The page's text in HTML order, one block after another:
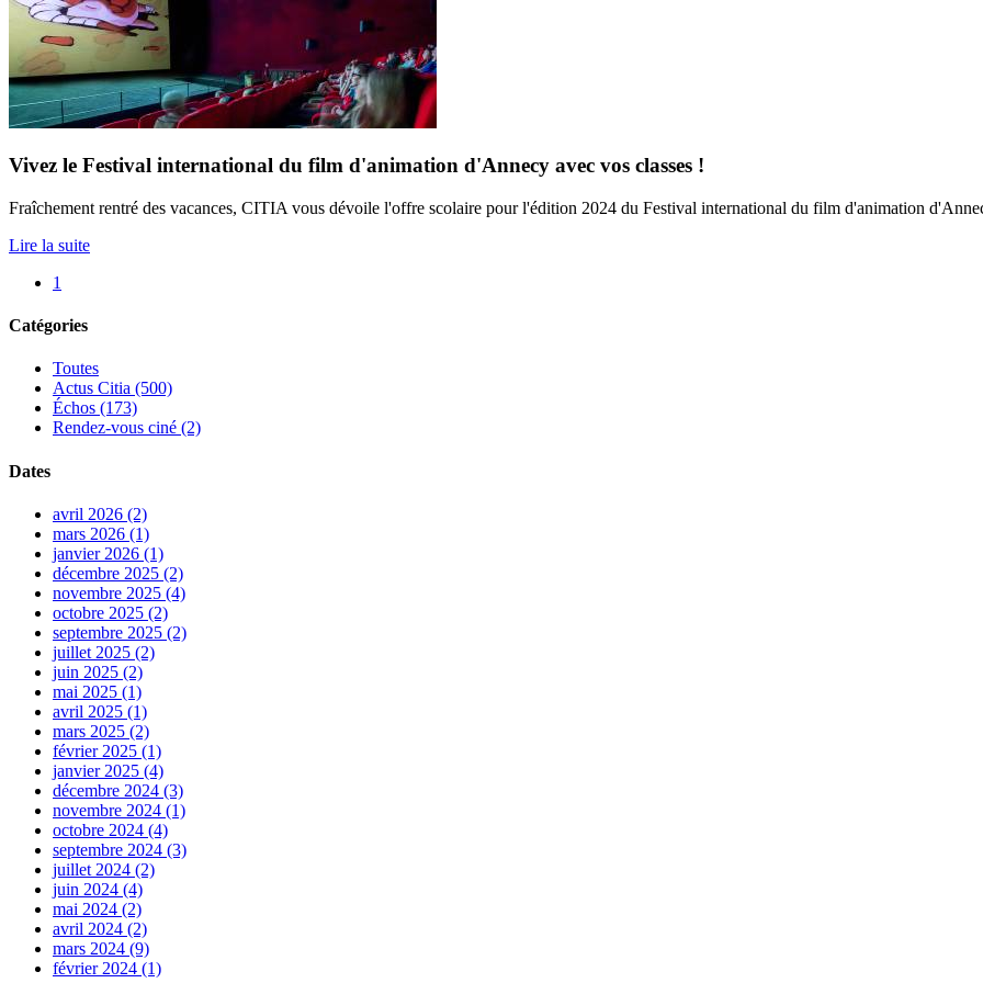
Vivez le Festival international du film d'animation d'Annecy avec vos classes !
Fraîchement rentré des vacances, CITIA vous dévoile l'offre scolaire pour l'édition 2024 du Festival international du film d'animation
Lire la suite
1
Catégories
Toutes
Actus Citia (500)
Échos (173)
Rendez-vous ciné (2)
Dates
avril 2026 (2)
mars 2026 (1)
janvier 2026 (1)
décembre 2025 (2)
novembre 2025 (4)
octobre 2025 (2)
septembre 2025 (2)
juillet 2025 (2)
juin 2025 (2)
mai 2025 (1)
avril 2025 (1)
mars 2025 (2)
février 2025 (1)
janvier 2025 (4)
décembre 2024 (3)
novembre 2024 (1)
octobre 2024 (4)
septembre 2024 (3)
juillet 2024 (2)
juin 2024 (4)
mai 2024 (2)
avril 2024 (2)
mars 2024 (9)
février 2024 (1)